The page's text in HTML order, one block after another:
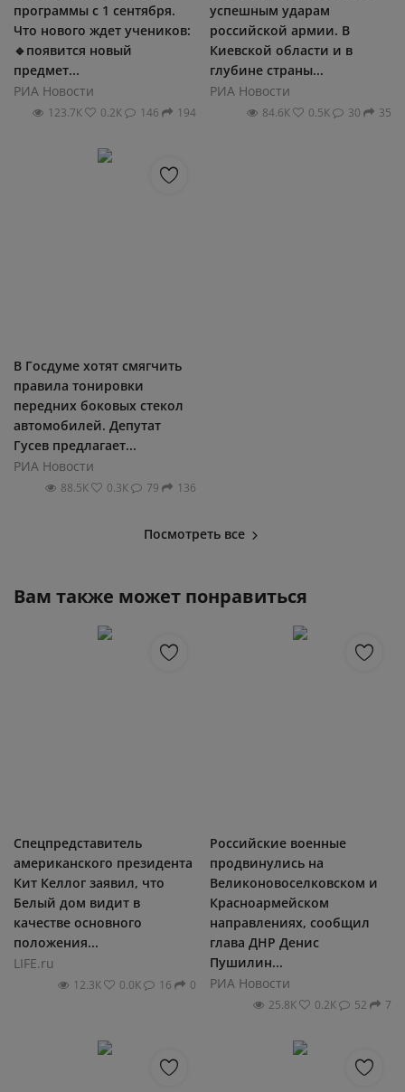
программы с 1 сентября.
Что нового ждет учеников:
🔹появится новый
предмет...
РИА Новости
123.7К 0.2К 146 194
успешным ударам
российской армии. В
Киевской области и в
глубине страны...
РИА Новости
84.6К 0.5К 30 35
В Госдуме хотят смягчить
правила тонировки
передних боковых стекол
автомобилей. Депутат
Гусев предлагает...
РИА Новости
88.5К 0.3К 79 136
Посмотреть все
Вам также может понравиться
Спецпредставитель
американского президента
Кит Келлог заявил, что
Белый дом видит в
качестве основного
положения...
LIFE.ru
12.3К 0.0К 16 0
Российские военные
продвинулись на
Великоновоселковском и
Красноармейском
направлениях, сообщил
глава ДНР Денис
Пушилин...
РИА Новости
25.8К 0.2К 52 7